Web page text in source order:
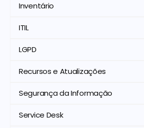
Inventário
ITIL
LGPD
Recursos e Atualizações
Segurança da Informação
Service Desk